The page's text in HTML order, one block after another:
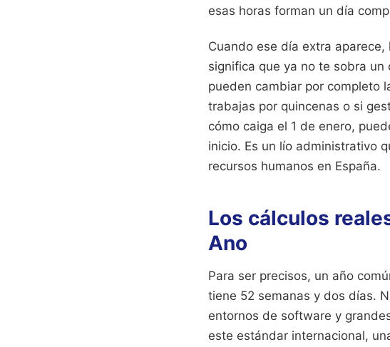
esas horas forman un día
Cuando ese día extra
significa que ya no te sobra
pueden cambiar por completo
trabajas por quincenas o si
cómo caiga el 1 de enero,
inicio. Es un lío administrativo
recursos humanos en España.
Los cálculos
Ano
Para ser precisos, un año
tiene 52 semanas y dos días.
entornos de software y
este estándar internacional,